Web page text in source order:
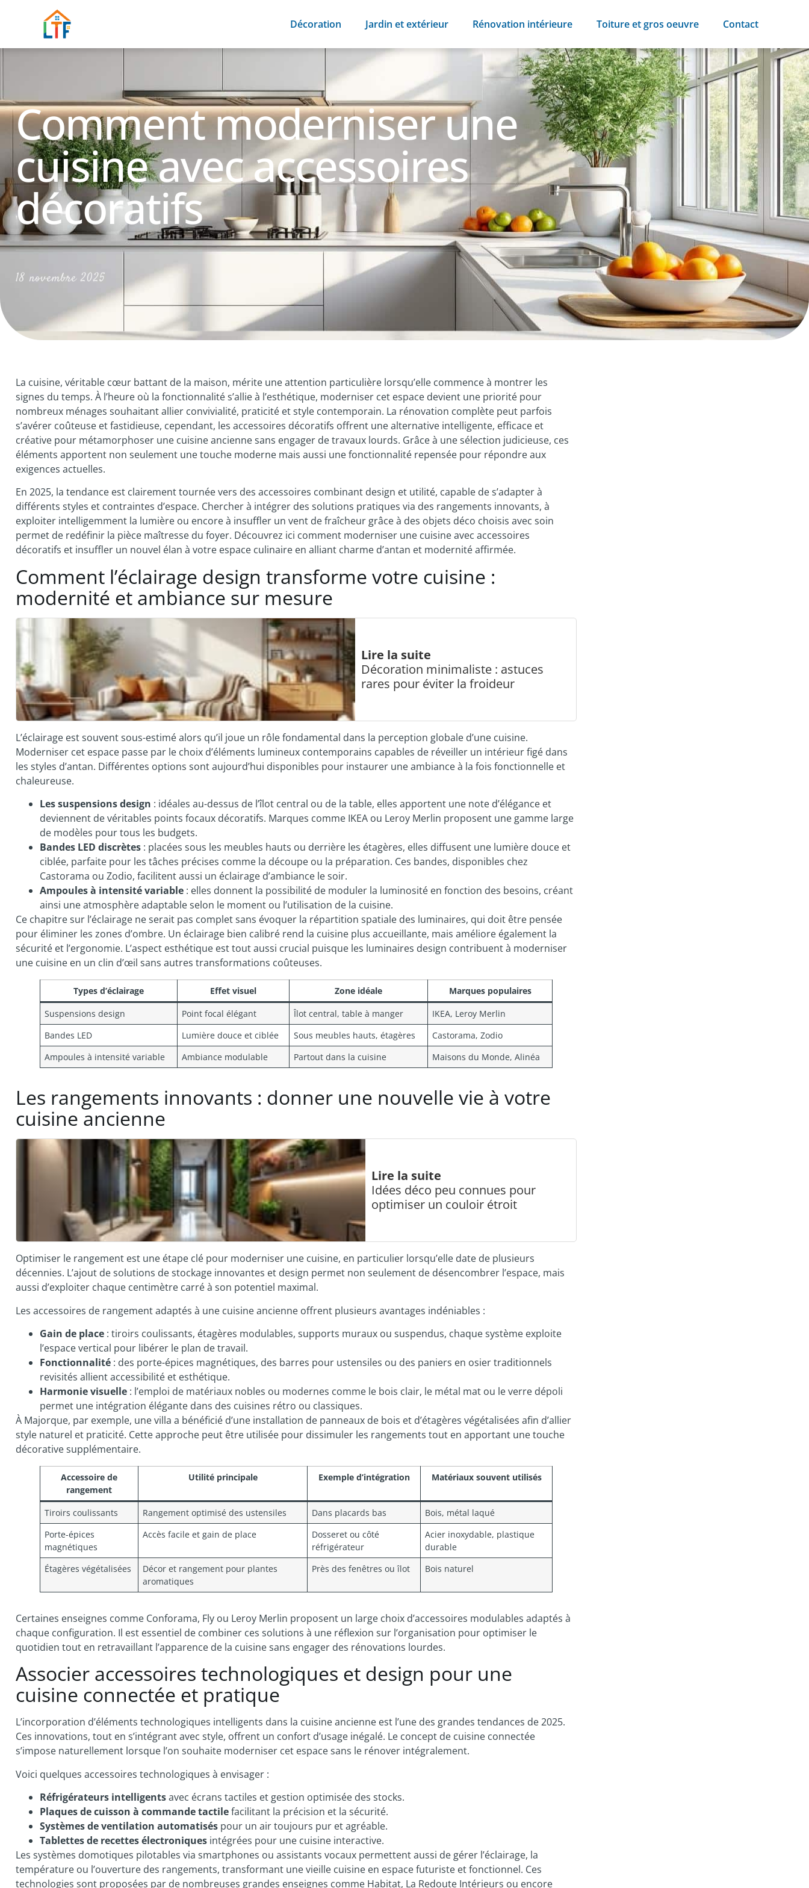
Décoration Jardin et extérieur Rénovation intérieure Toiture et gros oeuvre Contact
Comment moderniser une
cuisine avec accessoires
décoratifs
18 novembre 2025
La cuisine, véritable cœur battant de la maison, mérite une attention particulière lorsqu’elle commence à montrer les
signes du temps. À l’heure où la fonctionnalité s’allie à l’esthétique, moderniser cet espace devient une priorité pour
nombreux ménages souhaitant allier convivialité, praticité et style contemporain. La rénovation complète peut parfois
s’avérer coûteuse et fastidieuse, cependant, les accessoires décoratifs offrent une alternative intelligente, efficace et
créative pour métamorphoser une cuisine ancienne sans engager de travaux lourds. Grâce à une sélection judicieuse, ces
éléments apportent non seulement une touche moderne mais aussi une fonctionnalité repensée pour répondre aux
exigences actuelles.
En 2025, la tendance est clairement tournée vers des accessoires combinant design et utilité, capable de s’adapter à
différents styles et contraintes d’espace. Chercher à intégrer des solutions pratiques via des rangements innovants, à
exploiter intelligemment la lumière ou encore à insuffler un vent de fraîcheur grâce à des objets déco choisis avec soin
permet de redéfinir la pièce maîtresse du foyer. Découvrez ici comment moderniser une cuisine avec accessoires
décoratifs et insuffler un nouvel élan à votre espace culinaire en alliant charme d’antan et modernité affirmée.
Comment l’éclairage design transforme votre cuisine :
modernité et ambiance sur mesure
Lire la suite
Décoration minimaliste : astuces
rares pour éviter la froideur
L’éclairage est souvent sous-estimé alors qu’il joue un rôle fondamental dans la perception globale d’une cuisine.
Moderniser cet espace passe par le choix d’éléments lumineux contemporains capables de réveiller un intérieur figé dans
les styles d’antan. Différentes options sont aujourd’hui disponibles pour instaurer une ambiance à la fois fonctionnelle et
chaleureuse.
Les suspensions design : idéales au-dessus de l’îlot central ou de la table, elles apportent une note d’élégance et
deviennent de véritables points focaux décoratifs. Marques comme IKEA ou Leroy Merlin proposent une gamme large
de modèles pour tous les budgets.
Bandes LED discrètes : placées sous les meubles hauts ou derrière les étagères, elles diffusent une lumière douce et
ciblée, parfaite pour les tâches précises comme la découpe ou la préparation. Ces bandes, disponibles chez
Castorama ou Zodio, facilitent aussi un éclairage d’ambiance le soir.
Ampoules à intensité variable : elles donnent la possibilité de moduler la luminosité en fonction des besoins, créant
ainsi une atmosphère adaptable selon le moment ou l’utilisation de la cuisine.
Ce chapitre sur l’éclairage ne serait pas complet sans évoquer la répartition spatiale des luminaires, qui doit être pensée
pour éliminer les zones d’ombre. Un éclairage bien calibré rend la cuisine plus accueillante, mais améliore également la
sécurité et l’ergonomie. L’aspect esthétique est tout aussi crucial puisque les luminaires design contribuent à moderniser
une cuisine en un clin d’œil sans autres transformations coûteuses.
Types d’éclairage Effet visuel Zone idéale
Marques populaires
Suspensions design
Point focal élégant Îlot central, table à manger
IKEA, Leroy Merlin
Bandes LED
Lumière douce et ciblée Sous meubles hauts, étagères
Castorama, Zodio
Ampoules à intensité variable
Ambiance modulable Partout dans la cuisine Maisons du Monde, Alinéa
Les rangements innovants : donner une nouvelle vie à votre
cuisine ancienne
Lire la suite
Idées déco peu connues pour
optimiser un couloir étroit
Optimiser le rangement est une étape clé pour moderniser une cuisine, en particulier lorsqu’elle date de plusieurs
décennies. L’ajout de solutions de stockage innovantes et design permet non seulement de désencombrer l’espace, mais
aussi d’exploiter chaque centimètre carré à son potentiel maximal.
Les accessoires de rangement adaptés à une cuisine ancienne offrent plusieurs avantages indéniables :
Gain de place : tiroirs coulissants, étagères modulables, supports muraux ou suspendus, chaque système exploite
l’espace vertical pour libérer le plan de travail.
Fonctionnalité : des porte-épices magnétiques, des barres pour ustensiles ou des paniers en osier traditionnels
revisités allient accessibilité et esthétique.
Harmonie visuelle : l’emploi de matériaux nobles ou modernes comme le bois clair, le métal mat ou le verre dépoli
permet une intégration élégante dans des cuisines rétro ou classiques.
À Majorque, par exemple, une villa a bénéficié d’une installation de panneaux de bois et d’étagères végétalisées afin d’allier
style naturel et praticité. Cette approche peut être utilisée pour dissimuler les rangements tout en apportant une touche
décorative supplémentaire.
Accessoire de
rangement
Utilité principale Exemple d’intégration Matériaux souvent utilisés
Tiroirs coulissants Rangement optimisé des ustensiles Dans placards bas
Bois, métal laqué
Porte-épices
magnétiques
Accès facile et gain de place
Dosseret ou côté
réfrigérateur
Acier inoxydable, plastique
durable
Étagères végétalisées
Décor et rangement pour plantes
aromatiques
Près des fenêtres ou îlot Bois naturel
Certaines enseignes comme Conforama, Fly ou Leroy Merlin proposent un large choix d’accessoires modulables adaptés à
chaque configuration. Il est essentiel de combiner ces solutions à une réflexion sur l’organisation pour optimiser le
quotidien tout en retravaillant l’apparence de la cuisine sans engager des rénovations lourdes.
Associer accessoires technologiques et design pour une
cuisine connectée et pratique
L’incorporation d’éléments technologiques intelligents dans la cuisine ancienne est l’une des grandes tendances de 2025.
Ces innovations, tout en s’intégrant avec style, offrent un confort d’usage inégalé. Le concept de cuisine connectée
s’impose naturellement lorsque l’on souhaite moderniser cet espace sans le rénover intégralement.
Voici quelques accessoires technologiques à envisager :
Réfrigérateurs intelligentsavec écrans tactiles et gestion optimisée des stocks.
Plaques de cuisson à commande tactilefacilitant la précision et la sécurité.
Systèmes de ventilation automatisés pour un air toujours pur et agréable.
Tablettes de recettes électroniques intégrées pour une cuisine interactive.
Les systèmes domotiques pilotables via smartphones ou assistants vocaux permettent aussi de gérer l’éclairage, la
température ou l’ouverture des rangements, transformant une vieille cuisine en espace futuriste et fonctionnel. Ces
technologies sont proposées par de nombreuses grandes enseignes comme Habitat, La Redoute Intérieurs ou encore